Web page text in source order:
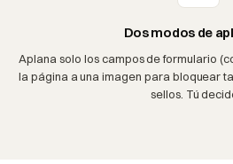
Dos modos de
Aplana solo los campos de formulario
la página a una imagen para bloquear
sellos. Tú